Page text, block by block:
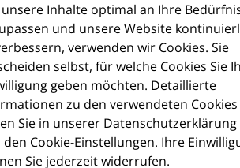
Inhalte optimal an Ihre
und unsere Website
verwenden wir Cookies. Sie
selbst, für welche Cookies Sie
geben möchten. Detaillierte
zu den verwendeten Cookies
Sie in unserer Datenschutzerklärung
den Cookie-Einstellungen. Ihre
Sie jederzeit widerrufen.
mit dem European Dermatology
Euroderm Excellence
Ihr digitaler Kompass für die
Wissen, Bildern und praktischen